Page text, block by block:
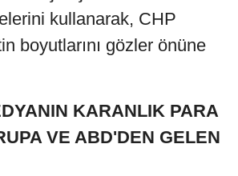
kullanarak, CHP
boyutlarını gözler önüne
KARANLIK PARA
VE ABD'DEN GELEN